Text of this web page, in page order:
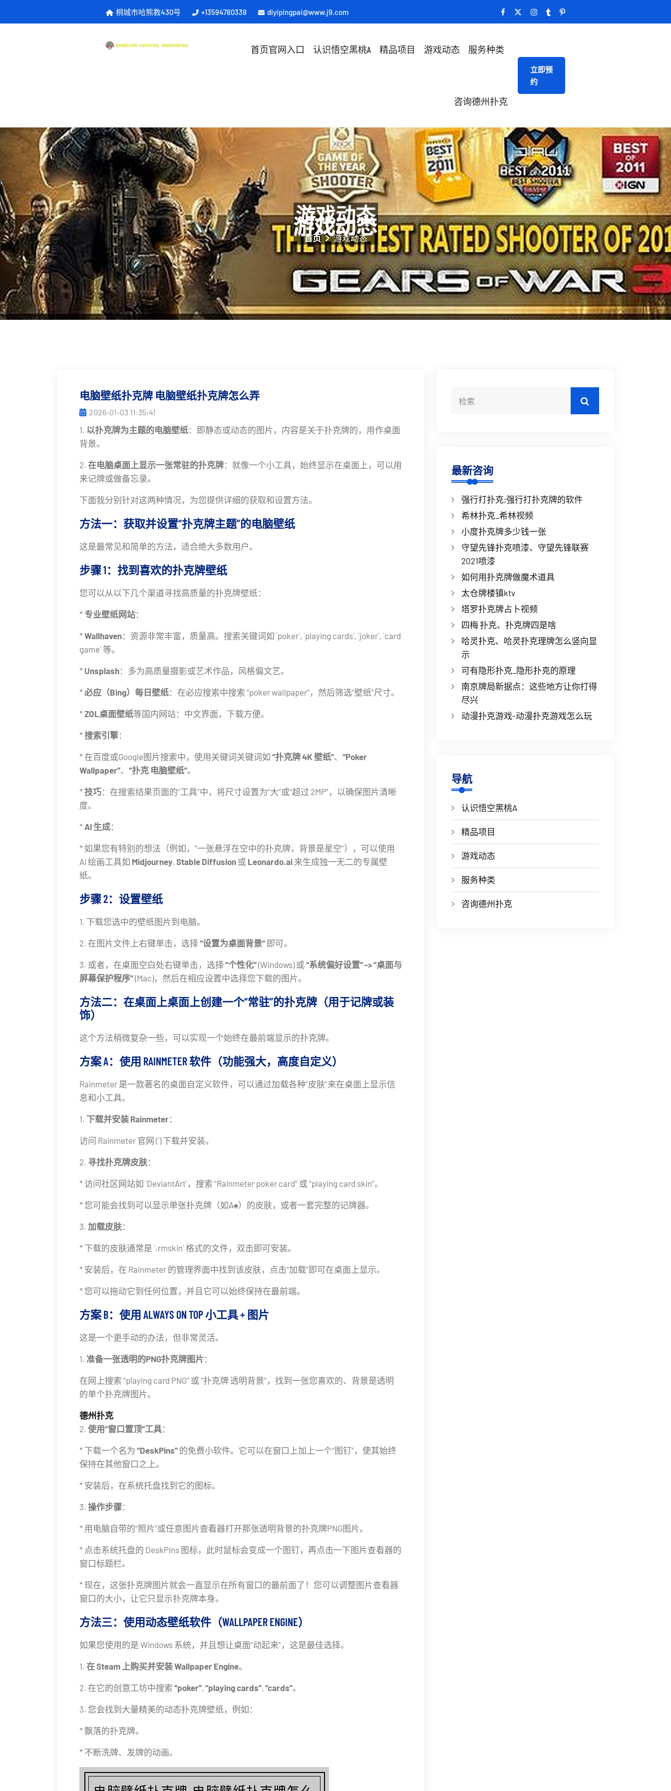
桐城市哈熊教430号 +13594780339 diyipingpai@www.j9.com
首页官网入口 认识悟空黑桃A 精品项目 游戏动态 服务种类
咨询德州扑克
立即预
约
游戏动态
首页 游戏动态
电脑壁纸扑克牌 电脑壁纸扑克牌怎么弄
2026-01-03 11:35:41
1. 以扑克牌为主题的电脑壁纸：即静态或动态的图片，内容是关于扑克牌的，用作桌面
背景。
2. 在电脑桌面上显示一张常驻的扑克牌：就像一个小工具，始终显示在桌面上，可以用
来记牌或做备忘录。
下面我分别针对这两种情况，为您提供详细的获取和设置方法。
方法一：获取并设置“扑克牌主题”的电脑壁纸
这是最常见和简单的方法，适合绝大多数用户。
步骤 1：找到喜欢的扑克牌壁纸
您可以从以下几个渠道寻找高质量的扑克牌壁纸：
* 专业壁纸网站：
* Wallhaven：资源非常丰富，质量高。搜索关键词如 `poker`, `playing cards`, `joker`, `card
game` 等。
* Unsplash：多为高质量摄影或艺术作品，风格偏文艺。
* 必应（Bing）每日壁纸：在必应搜索中搜索 “poker wallpaper”，然后筛选“壁纸”尺寸。
* ZOL桌面壁纸等国内网站：中文界面，下载方便。
* 搜索引擎：
* 在百度或Google图片搜索中，使用关键词关键词如 “扑克牌 4K 壁纸”、 “Poker
Wallpaper”、 “扑克 电脑壁纸”。
* 技巧：在搜索结果页面的“工具”中，将尺寸设置为“大”或“超过 2MP”，以确保图片清晰
度。
* AI 生成：
* 如果您有特别的想法（例如，“一张悬浮在空中的扑克牌，背景是星空”），可以使用
AI 绘画工具如 Midjourney, Stable Diffusion 或 Leonardo.ai 来生成独一无二的专属壁
纸。
步骤 2：设置壁纸
1. 下载您选中的壁纸图片到电脑。
2. 在图片文件上右键单击，选择“设置为桌面背景” 即可。
3. 或者，在桌面空白处右键单击，选择“个性化”(Windows) 或“系统偏好设置” -> “桌面与
屏幕保护程序”(Mac)，然后在相应设置中选择您下载的图片。
方法二：在桌面上桌面上创建一个“常驻”的扑克牌（用于记牌或装
饰）
这个方法稍微复杂一些，可以实现一个始终在最前端显示的扑克牌。
方案 A：使用 RAINMETER 软件（功能强大，高度自定义）
Rainmeter 是一款著名的桌面自定义软件，可以通过加载各种“皮肤”来在桌面上显示信
息和小工具。
1. 下载并安装 Rainmeter：
访问 Rainmeter 官网 (`) 下载并安装。
2. 寻找扑克牌皮肤：
* 访问社区网站如 `DeviantArt`，搜索 “Rainmeter poker card” 或 “playing card skin”。
* 您可能会找到可以显示单张扑克牌（如A♠）的皮肤，或者一套完整的记牌器。
3. 加载皮肤：
* 下载的皮肤通常是 `.rmskin` 格式的文件，双击即可安装。
* 安装后，在 Rainmeter 的管理界面中找到该皮肤，点击“加载”即可在桌面上显示。
* 您可以拖动它到任何位置，并且它可以始终保持在最前端。
方案 B：使用 ALWAYS ON TOP 小工具 + 图片
这是一个更手动的办法，但非常灵活。
1. 准备一张透明的PNG扑克牌图片 ：
在网上搜索 “playing card PNG” 或 “扑克牌 透明背景”，找到一张您喜欢的、背景是透明
的单个扑克牌图片。
德州扑克
2. 使用“窗口置顶”工具：
* 下载一个名为 “DeskPins” 的免费小软件。它可以在窗口上加上一个“图钉”，使其始终
保持在其他窗口之上。
* 安装后，在系统托盘找到它的图标。
3. 操作步骤：
* 用电脑自带的“照片”或任意图片查看器打开那张透明背景的扑克牌PNG图片。
* 点击系统托盘的 DeskPins 图标，此时鼠标会变成一个图钉，再点击一下图片查看器的
窗口标题栏。
* 现在，这张扑克牌图片就会一直显示在所有窗口的最前面了！您可以调整图片查看器
窗口的大小，让它只显示扑克牌本身。
方法三：使用动态壁纸软件（WALLPAPER ENGINE）
如果您使用的是 Windows 系统，并且想让桌面“动起来”，这是最佳选择。
1. 在 Steam 上购买并安装 Wallpaper Engine。
2. 在它的创意工坊中搜索 “poker”, “playing cards”, “cards”。
3. 您会找到大量精美的动态扑克牌壁纸，例如：
* 飘落的扑克牌。
* 不断洗牌、发牌的动画。
最新咨询
强行打扑克;强行打扑克牌的软件
希林扑克_希林视频
小度扑克牌多少钱一张
守望先锋扑克喷漆、守望先锋联赛
2021喷漆
如何用扑克牌做魔术道具
太仓牌楼镇ktv
塔罗扑克牌占卜视频
四梅 扑克、扑克牌四是啥
哈灵扑克、哈灵扑克理牌怎么竖向显
示
可有隐形扑克_隐形扑克的原理
南京牌局新据点：这些地方让你打得
尽兴
动漫扑克游戏-动漫扑克游戏怎么玩
导航
认识悟空黑桃A
精品项目
游戏动态
服务种类
咨询德州扑克